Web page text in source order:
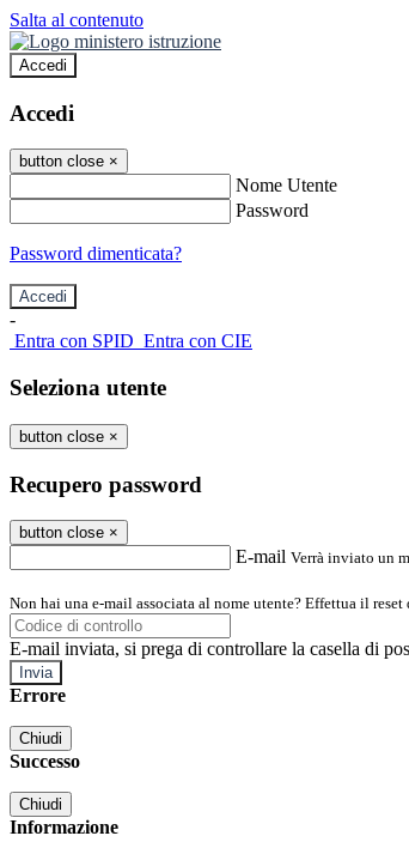
Salta al contenuto
Accedi
Accedi
button close ×
Nome Utente
Password
Password dimenticata?
-
Entra con SPID Entra con CIE
Seleziona utente
button close ×
Recupero password
button close ×
E-mail Verrà inviato un
Non hai una e-mail associata al nome utente? Effettua il
E-mail inviata, si prega di controllare la casella di
Errore
Chiudi
Successo
Chiudi
Informazione